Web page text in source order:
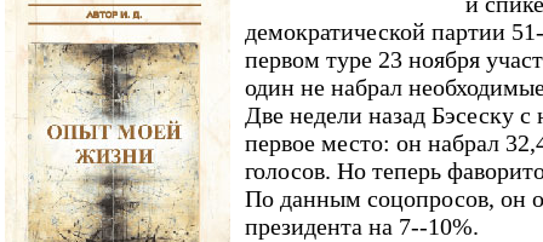
демократической партии
первом туре 23 ноября
один не набрал
Две недели назад Бэсеску
первое место: он набрал
голосов. Но теперь
По данным соцопросов, он
президента на 7--10%.